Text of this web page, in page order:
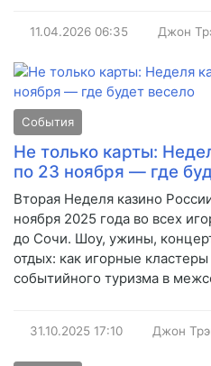
11.04.2026 06:35 Джон
События
Не только карты:
по 23 ноября — где
Вторая Неделя казино
ноября 2025 года во всех
до Сочи. Шоу, ужины,
отдых: как игорные
событийного туризма в
31.10.2025 17:10 Джон